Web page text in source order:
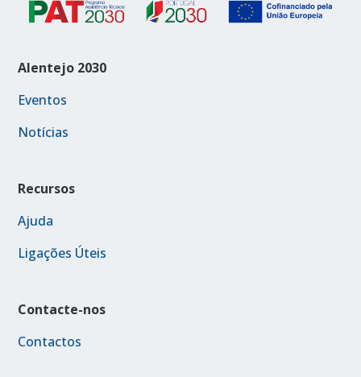
Alentejo 2030
Eventos
Notícias
Recursos
Ajuda
Ligações Úteis
Contacte-nos
Contactos